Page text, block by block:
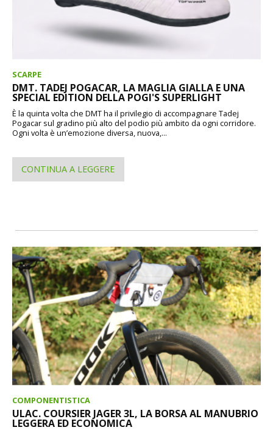
SCARPE
DMT. TADEJ POGACAR, LA MAGLIA GIALLA E UNA
SPECIAL EDITION DELLA POGI'S SUPERLIGHT
È la quinta volta che DMT ha il privilegio di accompagnare Tadej
Pogacar sul gradino più alto del podio più ambito da ogni corridore.
Ogni volta è un’emozione diversa, nuova,...
CONTINUA A LEGGERE
COMPONENTISTICA
ULAC. COURSIER JAGER 3L, LA BORSA AL MANUBRIO
LEGGERA ED ECONOMICA